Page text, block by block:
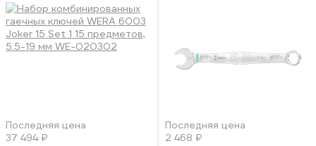
Последняя цена
37 494 ₽
Последняя цена
2 468 ₽